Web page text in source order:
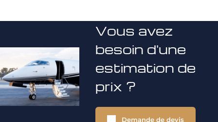
Vous avez
besoin d'une
estimation de
prix ?
Demande de devis